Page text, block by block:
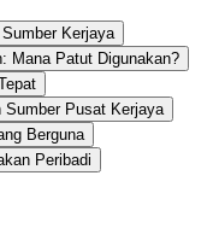
Kerjaya
Mana Patut Digunakan?
Sumber Pusat Kerjaya
Berguna
Peribadi